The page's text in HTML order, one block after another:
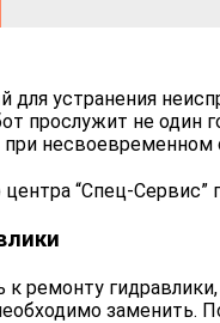
для устранения
прослужит не
несвоевременном
“Спец-
ремонту
заменить.